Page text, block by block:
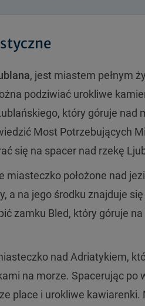
, jest miastem pełnym
podziwiać urokliwe
który góruje nad
Most Potrzebujących
się na spacer nad rzekę
miasteczko położone nad
a na jego środku znajduje
zamku Bled, który góruje
nad Adriatykiem,
na morze. Spacerując
place i urokliwe